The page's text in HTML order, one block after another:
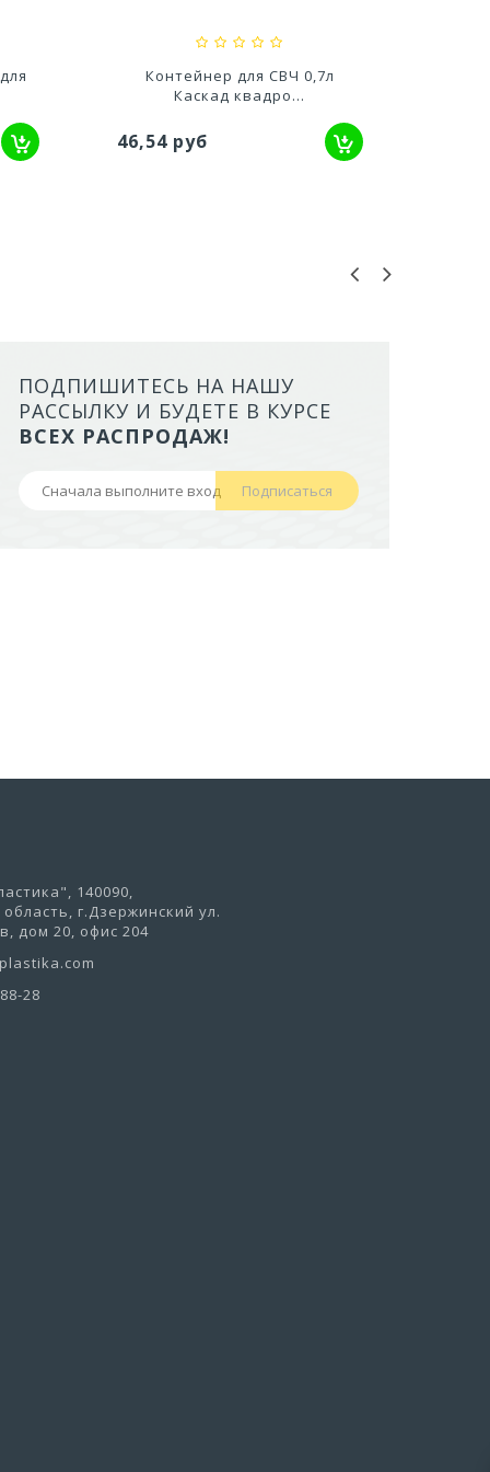
Контейнер прямоугольный
для СВЧ Fresh...
132,98 руб
ЛОТОК ALTA ДЛЯ КОШЕК
БОРТАМИ И СЕТКОЙ НА
НОЖКАХ)
ПОДПИШИТЕСЬ НА НАШУ
РАССЫЛКУ И БУДЕТЕ В КУРСЕ
ВСЕХ РАСПРОДАЖ!
Подписаться
140090,
г.Дзержинский ул.
дом 20, офис 204
28